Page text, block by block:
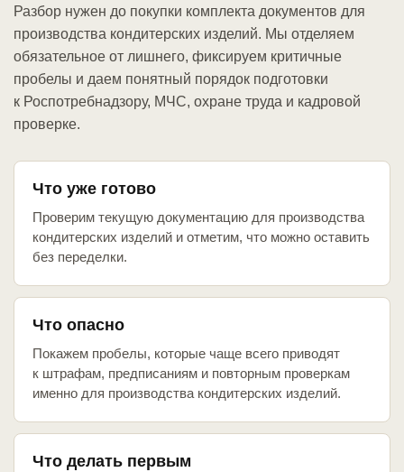
Разбор нужен до покупки комплекта документов для
производства кондитерских изделий. Мы отделяем
обязательное от лишнего, фиксируем критичные
пробелы и даем понятный порядок подготовки
к Роспотребнадзору, МЧС, охране труда и кадровой
проверке.
Что уже готово
Проверим текущую документацию для производства
кондитерских изделий и отметим, что можно оставить
без переделки.
Что опасно
Покажем пробелы, которые чаще всего приводят
к штрафам, предписаниям и повторным проверкам
именно для производства кондитерских изделий.
Что делать первым